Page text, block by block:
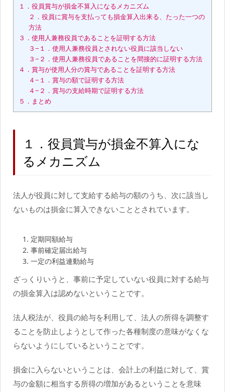
１．役員賞与が損金不算入になるメカニズム
２．役員に賞与を支払っても損金算入出来る、たった一つの
方法
３．使用人兼務役員であることを証明する方法
３−１．使用人兼務役員とされない役員に該当しない
３−２．使用人兼務役員であることを間接的に証明する方法
４．賞与が使用人分の賞与であることを証明する方法
４−１．賞与の額で証明する方法
４−２．賞与の支給時期で証明する方法
５．まとめ
１．役員賞与が損金不算入にな
るメカニズム
法人が役員に対して支給する給与の額のうち、次に該当し
ないものは損金に算入できないこととされています。
定期同額給与
事前確定届出給与
一定の利益連動給与
ざっくりいうと、事前に予定していない役員に対する給与
の損金算入は認めないということです。
法人税法が、役員の給与を利用して、法人の所得を調整す
ることを防止しようとして作った各種制度の意味がなくな
らないようにしているということです。
損金に入らないということは、会計上の利益に対して、賞
与の金額に相当する所得の増加があるということを意味